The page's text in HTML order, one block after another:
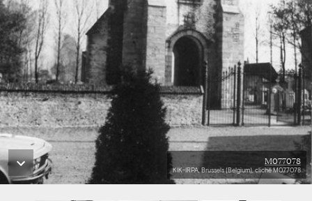
M077078
KIK-IRPA, Brussels (Belgium), cliché M077078